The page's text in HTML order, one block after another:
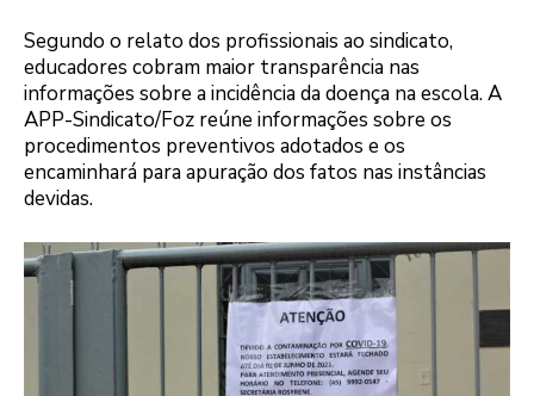
Segundo o relato dos profissionais ao sindicato,
educadores cobram maior transparência nas
informações sobre a incidência da doença na escola. A
APP-Sindicato/Foz reúne informações sobre os
procedimentos preventivos adotados e os
encaminhará para apuração dos fatos nas instâncias
devidas.